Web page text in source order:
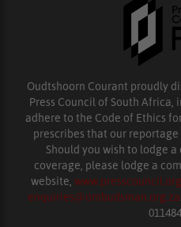
Oudtshoorn Courant proudly
Press Council of South
adhere to the Code of Ethics
prescribes that our
Should you wish to lodge
coverage, please lodge a
website,
enquiries@ombudsman.org.za